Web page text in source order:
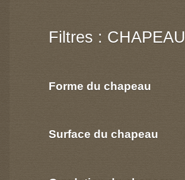
Filtres : CHAPEAU
Forme du chapeau
Surface du chapeau